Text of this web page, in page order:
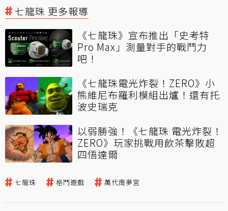
七龍珠 更多報導
《七龍珠》宣布推出「史考特
Pro Max」測量對手的戰鬥力
吧！
《七龍珠電光炸裂！ZERO》小
熊維尼布羅利模組出爐！還有托
波史瑞克
以弱勝強！《七龍珠 電光炸裂！
ZERO》玩家挑戰用飲茶擊敗超
四悟達爾
七龍珠 格鬥遊戲 萬代南夢宮